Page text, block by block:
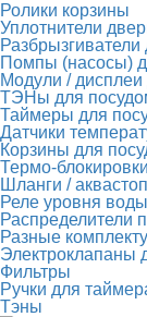
Ролики корзины
Уплотнители
Помпы (насосы)
Модули /
ТЭНы для
Таймеры для
Датчики
Корзины для
Термо-
Шланги /
Реле уровня воды
Распределители
Разные
Электроклапаны
Фильтры
Ручки для
Тэны